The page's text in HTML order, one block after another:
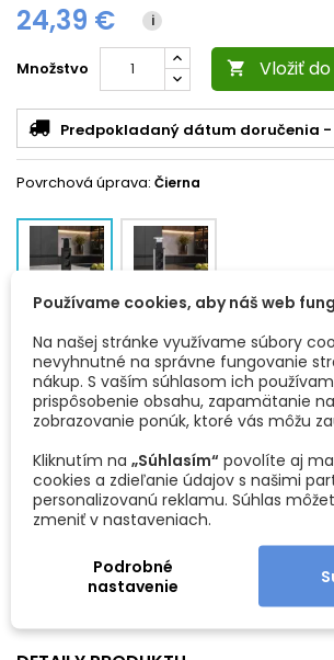
interiérov
🛠 Jednoduchá montáž do pracovnej
🔒 Poistka proti samovoľnému zasunutiu
🏠 Ideálne do kuchýň, kancelárií,
dielní
🌍Zásuvky sú v norme SCHUKO typ F–
pre nemecký, rakúsky a maďarský
Technické parametre
Typ: výsuvná elektrická zásuvka
Počet zásuviek: 3× 230 V
Norma: vhodná pre nemecký, rakúsky a
chorvátsky a rumunský trh
Napájanie: VDE 16 A plug
Dĺžka kábla: 1,5 m
Montážny otvor: Ø 60 mm
Celková výška: 285 mm
Montážna hrúbka dosky: 18 – 52 mm
Montáž a používanie
Vložte zásuvku do pripraveného otvoru a
montážnym krúžkom zo spodnej strany.
Pripojte napájací kábel do elektrickej siete.
Po použití ju jemne zatlačte späť do
24,39 € i
Množstvo  Vložiť
Predpokladaný dátum doručenia -
Povrchová úprava: Čierna
Čierna Hliník
Typ zásuvky:Typ F - AT,DE,HU,HR,RO
Typ E -
Typ F -
,HR,RO
Používame cookies, aby náš web
Na našej stránke využívame súbory
nevyhnutné na správne fungovanie
nákup. S vaším súhlasom ich
prispôsobenie obsahu, zapamätanie
zobrazovanie ponúk, ktoré vás môžu
Kliknutím na „Súhlasím“ povolíte aj
cookies a zdieľanie údajov s našimi
personalizovanú reklamu. Súhlas
zmeniť v nastaveniach.
Podrobné
nastavenie